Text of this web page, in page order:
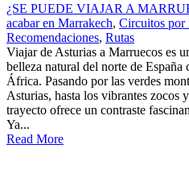
¿SE PUEDE VIAJAR A
acabar en Marrakech, Circuitos por
Recomendaciones, Rutas
Viajar de Asturias a Marruecos es
belleza natural del norte de
África. Pasando por las verdes
Asturias, hasta los vibrantes zocos
trayecto ofrece un contraste
Ya...
Read More